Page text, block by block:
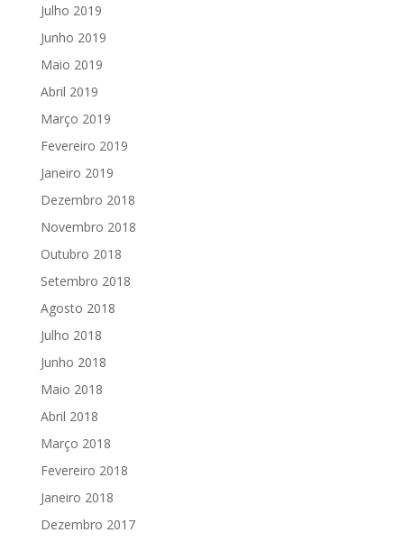
Julho 2019
Junho 2019
Maio 2019
Abril 2019
Março 2019
Fevereiro 2019
Janeiro 2019
Dezembro 2018
Novembro 2018
Outubro 2018
Setembro 2018
Agosto 2018
Julho 2018
Junho 2018
Maio 2018
Abril 2018
Março 2018
Fevereiro 2018
Janeiro 2018
Dezembro 2017